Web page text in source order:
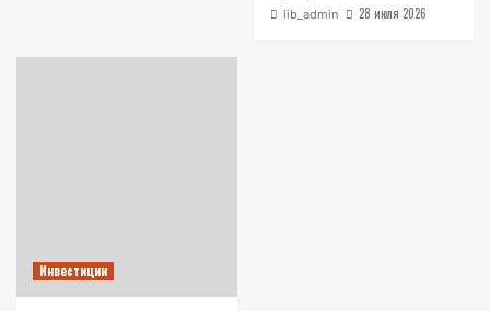
lib_admin 28 июля 2026
Инвестиции